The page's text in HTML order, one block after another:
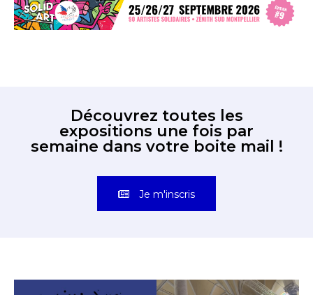
Découvrez toutes les
expositions une fois par
semaine dans votre boite mail !
Je m'inscris